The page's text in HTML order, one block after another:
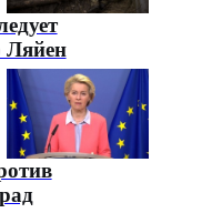
Ляйен